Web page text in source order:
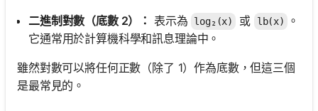
二進制對數（底數 2）： 表示為 log₂(x) 或 lb(x)
。
它通常用於計算機科學和訊息理論中。
雖然對數可以將任何正數（除了 1）作為底數，但這三個
是最常見的。